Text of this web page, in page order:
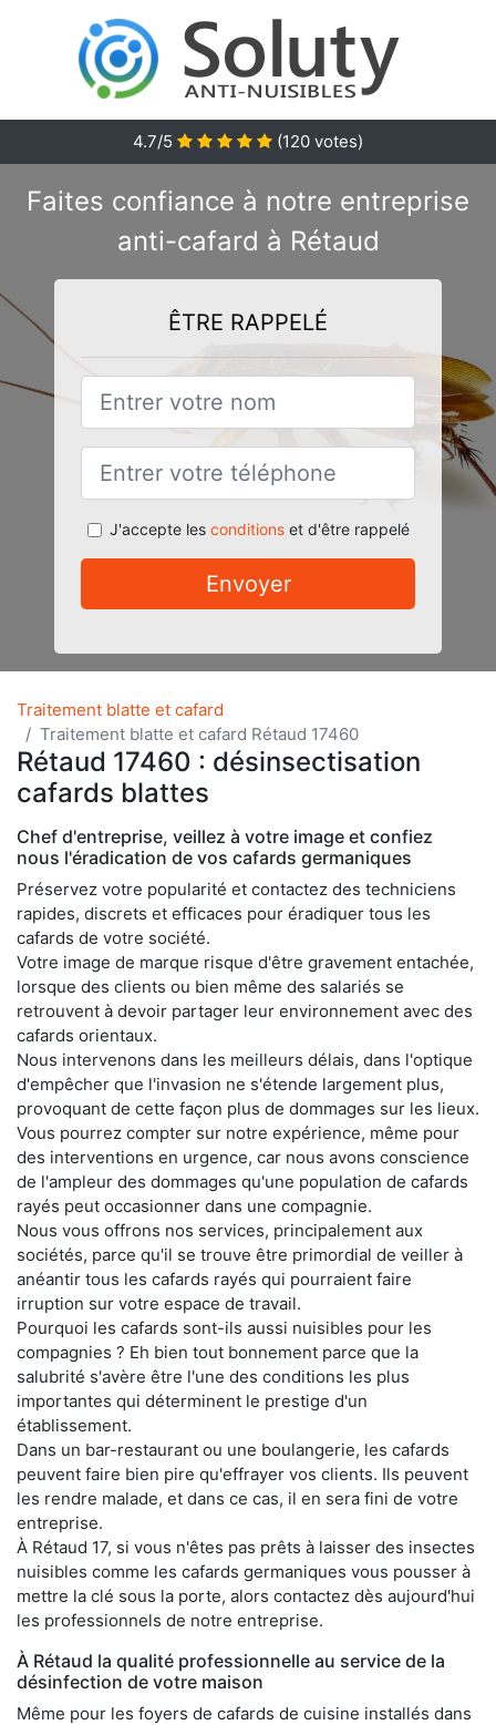
4.7/5 (120 votes)
Faites confiance à notre entreprise
anti-cafard à Rétaud
ÊTRE RAPPELÉ
J'accepte les conditionset d'être rappelé
Envoyer
Traitement blatte et cafard
Traitement blatte et cafard Rétaud 17460
Rétaud 17460 : désinsectisation
cafards blattes
Chef d'entreprise, veillez à votre image et confiez
nous l'éradication de vos cafards germaniques
Préservez votre popularité et contactez des techniciens
rapides, discrets et efficaces pour éradiquer tous les
cafards de votre société.
Votre image de marque risque d'être gravement entachée,
lorsque des clients ou bien même des salariés se
retrouvent à devoir partager leur environnement avec des
cafards orientaux.
Nous intervenons dans les meilleurs délais, dans l'optique
d'empêcher que l'invasion ne s'étende largement plus,
provoquant de cette façon plus de dommages sur les lieux.
Vous pourrez compter sur notre expérience, même pour
des interventions en urgence, car nous avons conscience
de l'ampleur des dommages qu'une population de cafards
rayés peut occasionner dans une compagnie.
Nous vous offrons nos services, principalement aux
sociétés, parce qu'il se trouve être primordial de veiller à
anéantir tous les cafards rayés qui pourraient faire
irruption sur votre espace de travail.
Pourquoi les cafards sont-ils aussi nuisibles pour les
compagnies ? Eh bien tout bonnement parce que la
salubrité s'avère être l'une des conditions les plus
importantes qui déterminent le prestige d'un
établissement.
Dans un bar-restaurant ou une boulangerie, les cafards
peuvent faire bien pire qu'effrayer vos clients. Ils peuvent
les rendre malade, et dans ce cas, il en sera fini de votre
entreprise.
À Rétaud 17, si vous n'êtes pas prêts à laisser des insectes
nuisibles comme les cafards germaniques vous pousser à
mettre la clé sous la porte, alors contactez dès aujourd'hui
les professionnels de notre entreprise.
À Rétaud la qualité professionnelle au service de la
désinfection de votre maison
Même pour les foyers de cafards de cuisine installés dans